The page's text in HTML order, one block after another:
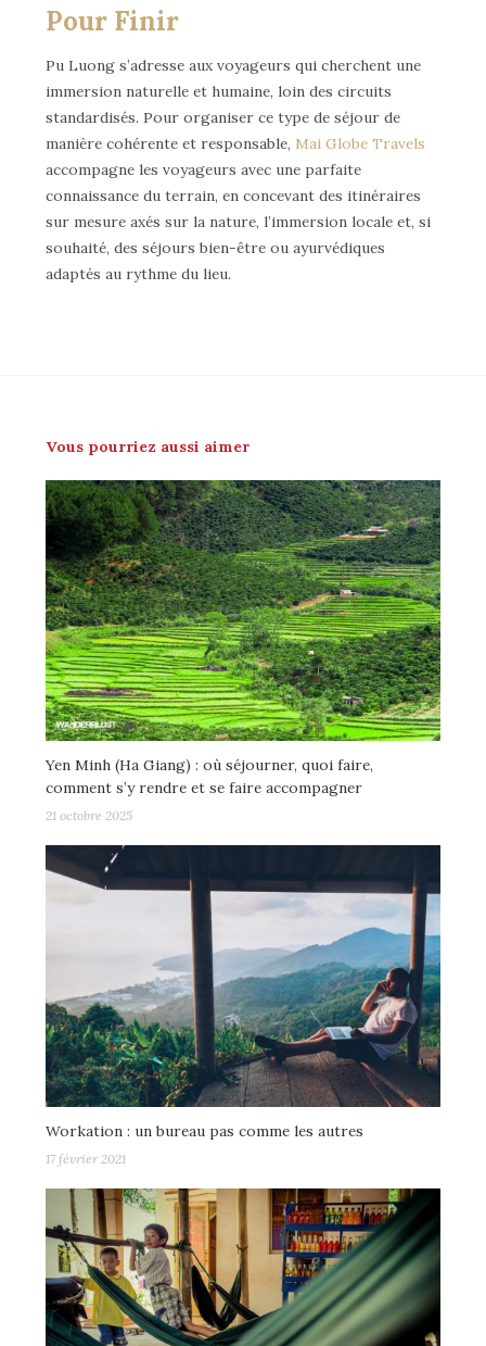
Pour Finir
Pu Luong s’adresse aux voyageurs qui cherchent une
immersion naturelle et humaine, loin des circuits
standardisés. Pour organiser ce type de séjour de
manière cohérente et responsable, Mai Globe Travels
accompagne les voyageurs avec une parfaite
connaissance du terrain, en concevant des itinéraires
sur mesure axés sur la nature, l’immersion locale et, si
souhaité, des séjours bien-être ou ayurvédiques
adaptés au rythme du lieu.
Vous pourriez aussi aimer
Yen Minh (Ha Giang) : où séjourner, quoi faire,
comment s’y rendre et se faire accompagner
21 octobre 2025
Workation : un bureau pas comme les autres
17 février 2021